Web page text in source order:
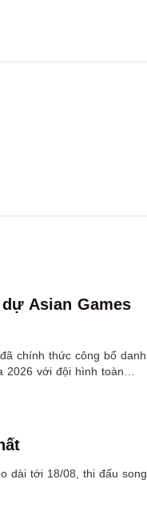
Asian Games
chính thức công bố danh
2026 với đội hình toàn
dài tới 18/08, thi đấu song